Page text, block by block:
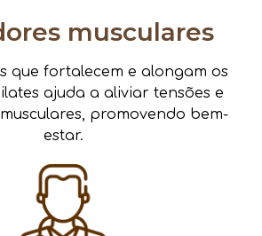
musculares
que fortalecem e alongam os
ajuda a aliviar tensões e
promovendo bem-
estar.